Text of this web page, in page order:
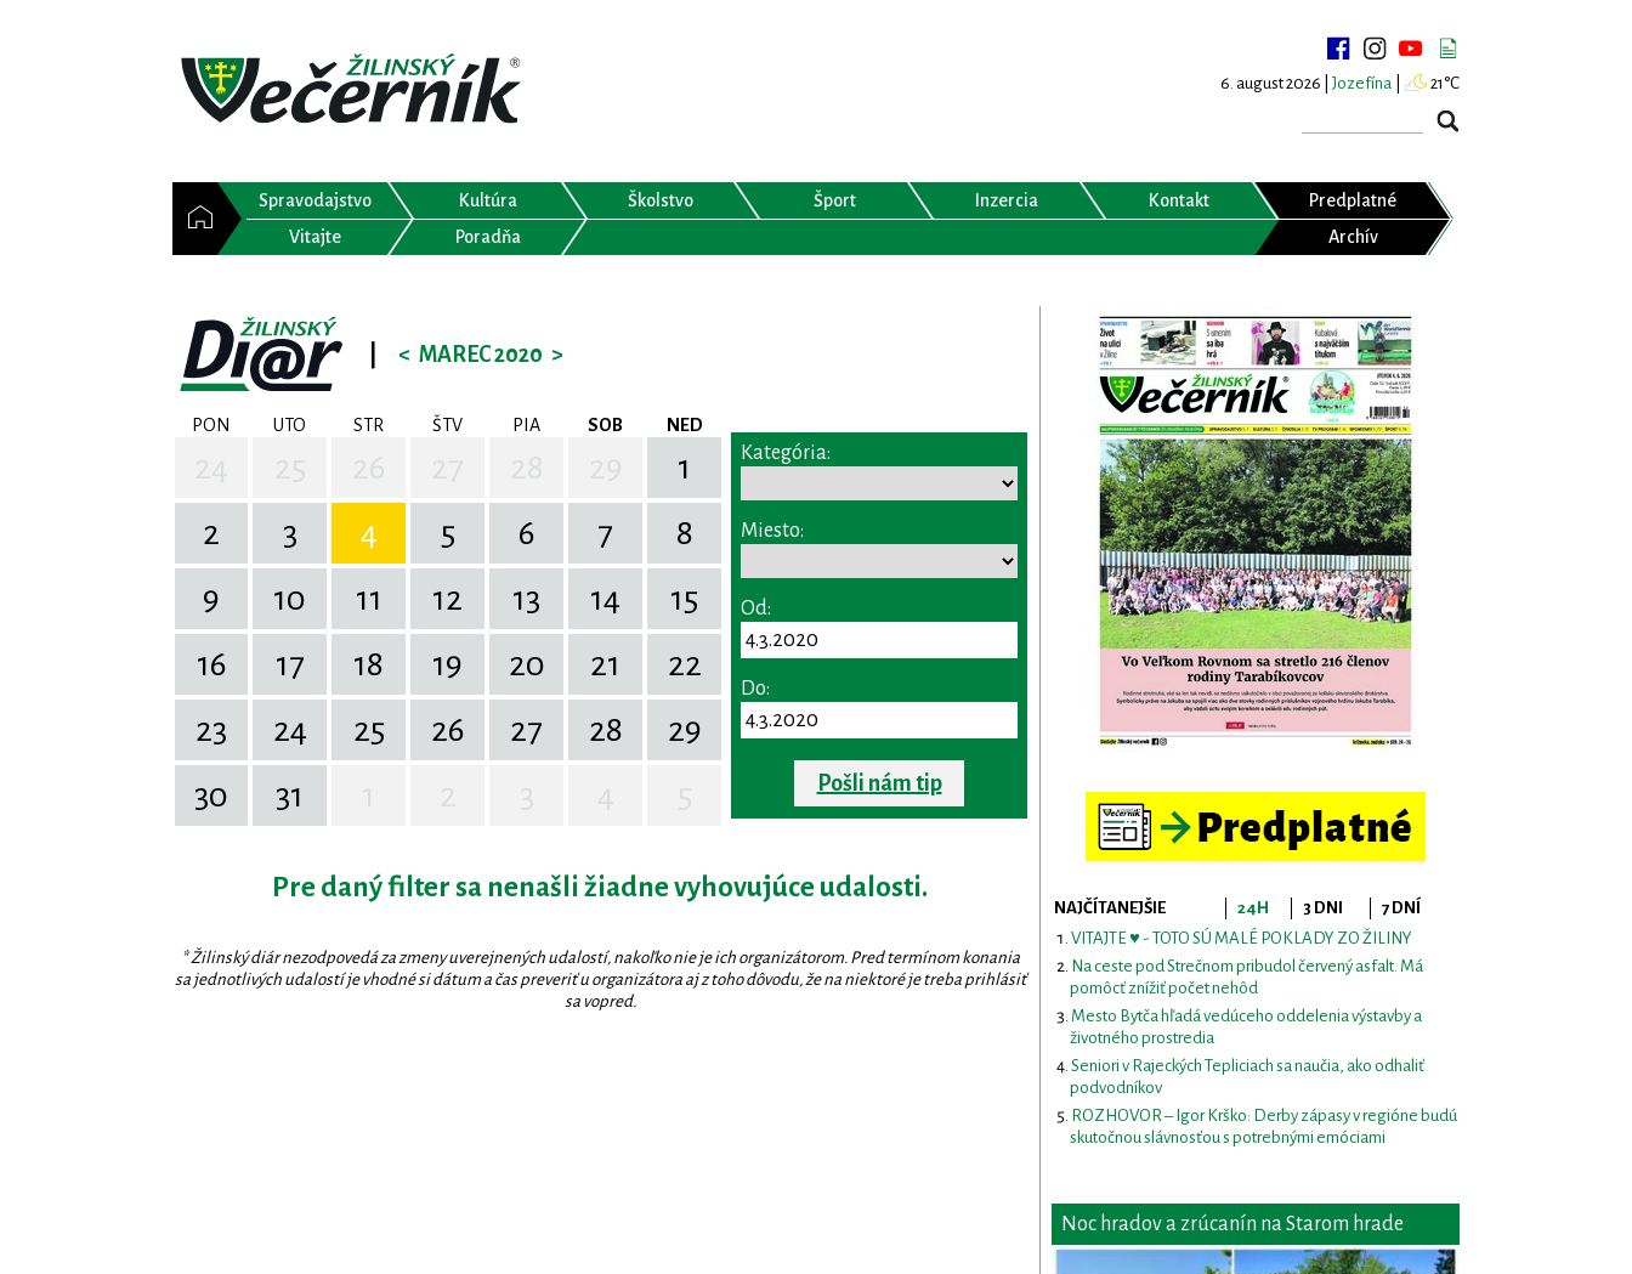
6. august 2026 | Jozefína 21°C
Spravodajstvo Kultúra Školstvo Šport Inzercia Kontakt
Predplatné
Vitajte
Poradňa Archív
< MAREC 2020 >
PON UTO STR ŠTV PIA SOB NED
1
2
3 4 5 6 7
8
9
10 11 12 13 14
15
16
17 18 19 20 21
22
23
24 25 26 27 28
29
30
31
Kategória:
Miesto:
Od:
Do:
Pošli nám tip
Pre daný filter sa nenašli žiadne vyhovujúce udalosti.
* Žilinský diár nezodpovedá za zmeny uverejnených udalostí, nakoľko nie je ich organizátorom. Pred termínom konania
sa jednotlivých udalostí je vhodné si dátum a čas preveriť u organizátora aj z toho dôvodu, že na niektoré je treba prihlásiť
sa vopred.
NAJČÍTANEJŠIE 24H 3 DNI
7 DNÍ
VITAJTE ♥ - TOTO SÚ MALÉ POKLADY ZO ŽILINY
Na ceste pod Strečnom pribudol červený asfalt. Má
pomôcť znížiť počet nehôd
Mesto Bytča hľadá vedúceho oddelenia výstavby a
životného prostredia
Seniori v Rajeckých Tepliciach sa naučia, ako odhaliť
podvodníkov
ROZHOVOR – Igor Krško: Derby zápasy v regióne budú
skutočnou slávnosťou s potrebnými emóciami
Noc hradov a zrúcanín na Starom hrade